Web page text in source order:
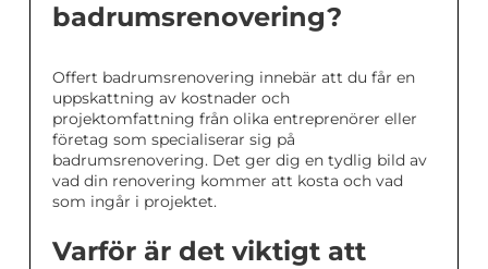
badrumsrenovering?
Offert badrumsrenovering innebär att du får en
uppskattning av kostnader och
projektomfattning från olika entreprenörer eller
företag som specialiserar sig på
badrumsrenovering. Det ger dig en tydlig bild av
vad din renovering kommer att kosta och vad
som ingår i projektet.
Varför är det viktigt att